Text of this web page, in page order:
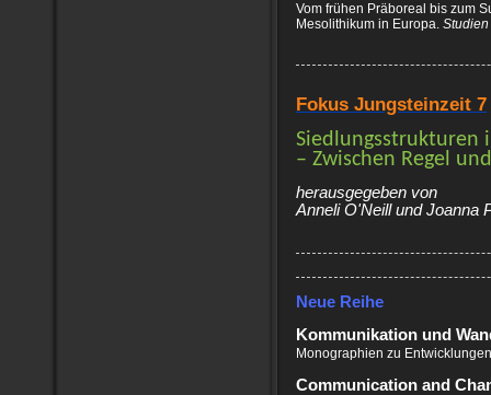
Vom frühen Präboreal bis zum
Mesolithikum in Europa.
Fokus Jungsteinzeit 7
Siedlungsstrukturen
– Zwischen Regel
herausgegeben von
Anneli O'Neill und Joanna
Neue Reihe
Kommunikation und
Monographien zu
Communication and